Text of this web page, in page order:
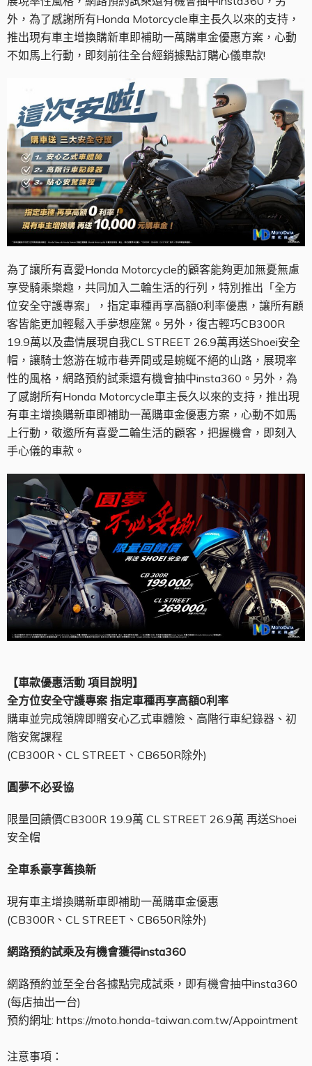
外，為了感謝所有Honda Motorcycle車主長久以來的支持，
推出現有車主增換購新車即補助一萬購車金優惠方案，心動
不如馬上行動，即刻前往全台經銷據點訂購心儀車款!
為了讓所有喜愛Honda Motorcycle的顧客能夠更加無憂無慮
享受騎乘樂趣，共同加入二輪生活的行列，特別推出「全方
位安全守護專案」，指定車種再享高額0利率優惠，讓所有顧
客皆能更加輕鬆入手夢想座駕。另外，復古輕巧CB300R
19.9萬以及盡情展現自我CL STREET 26.9萬再送Shoei安全
帽，讓騎士悠游在城市巷弄間或是蜿蜒不絕的山路，展現率
性的風格，網路預約試乘還有機會抽中insta360。另外，為
了感謝所有Honda Motorcycle車主長久以來的支持，推出現
有車主增換購新車即補助一萬購車金優惠方案，心動不如馬
上行動，敬邀所有喜愛二輪生活的顧客，把握機會，即刻入
手心儀的車款。
【車款優惠活動 項目說明】
全方位安全守護專案 指定車種再享高額0利率
購車並完成領牌即贈安心乙式車體險、高階行車紀錄器、初
階安駕課程
(CB300R、CL STREET、CB650R除外)
圓夢不必妥協
限量回饋價CB300R 19.9萬 CL STREET 26.9萬 再送Shoei
安全帽
全車系豪享舊換新
現有車主增換購新車即補助一萬購車金優惠
(CB300R、CL STREET、CB650R除外)
網路預約試乘及有機會獲得insta360
網路預約並至全台各據點完成試乘，即有機會抽中insta360
(每店抽出一台)
預約網址: https://moto.honda-taiwan.com.tw/Appointment
注意事項：